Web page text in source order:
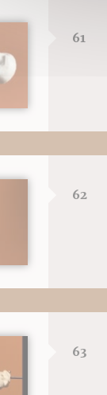
61
62
63